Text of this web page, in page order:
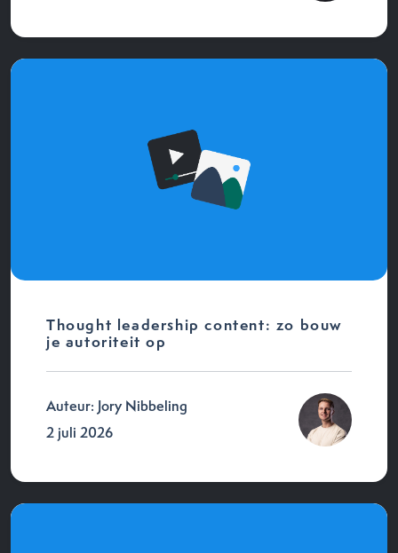
Thought leadership content: zo bouw
je autoriteit op
Auteur: Jory Nibbeling
2 juli 2026